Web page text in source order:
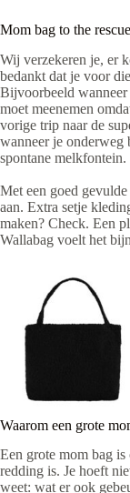
Mom bag to the
Wij verzekeren je, er
bedankt dat je voor
Bijvoorbeeld
moet meenemen
vorige trip naar de
wanneer je onderweg
spontane melkfontein.
Met een goed
aan. Extra setje
maken? Check. Een
Wallabag voelt het
Waarom een grote
Een grote mom bag is
redding is. Je hoeft
weet: wat er ook